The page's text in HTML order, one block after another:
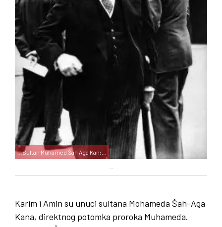
…Sultan Muhamed Šah Aga Kan;…
Karim i Amin su unuci sultana Mohameda Šah-Aga
Kana, direktnog potomka proroka Muhameda.